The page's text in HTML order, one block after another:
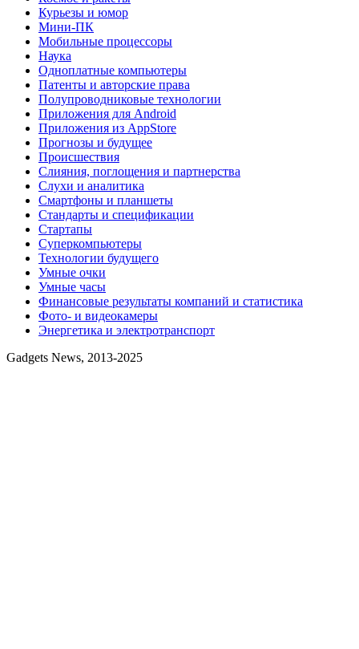
Курьезы и юмор
Мини-ПК
Мобильные процессоры
Наука
Одноплатные компьютеры
Патенты и авторские права
Полупроводниковые технологии
Приложения для Android
Приложения из AppStore
Прогнозы и будущее
Происшествия
Слияния, поглощения и партнерства
Слухи и аналитика
Смартфоны и планшеты
Стандарты и спецификации
Стартапы
Суперкомпьютеры
Технологии будущего
Умные очки
Умные часы
Финансовые результаты компаний и статистика
Фото- и видеокамеры
Энергетика и электротранспорт
Gadgets News, 2013-2025